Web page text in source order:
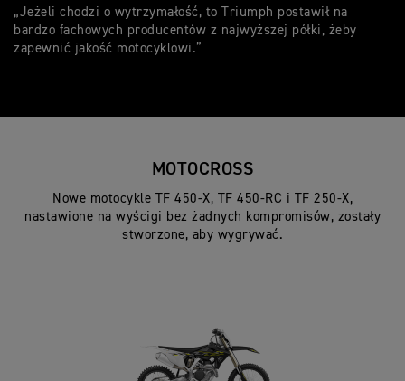
„Jeżeli chodzi o wytrzymałość, to Triumph postawił na
bardzo fachowych producentów z najwyższej półki, żeby
zapewnić jakość motocyklowi.”
MOTOCROSS
Nowe motocykle TF 450-X, TF 450-RC i TF 250-X,
nastawione na wyścigi bez żadnych kompromisów, zostały
stworzone, aby wygrywać.